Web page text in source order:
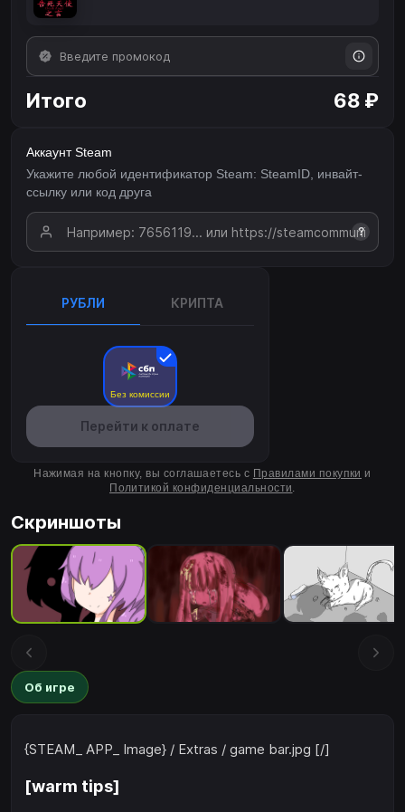
Итого 68 ₽
Аккаунт Steam
Укажите любой идентификатор Steam: SteamID, инвайт-
ссылку или код друга
?
РУБЛИ КРИПТА
Без комиссии
Перейти к оплате
Нажимая на кнопку, вы соглашаетесь с Правилами покупки и
Политикой конфиденциальности.
Скриншоты
Об игре
{STEAM_ APP_ Image} / Extras / game bar.jpg [/]
[warm tips]